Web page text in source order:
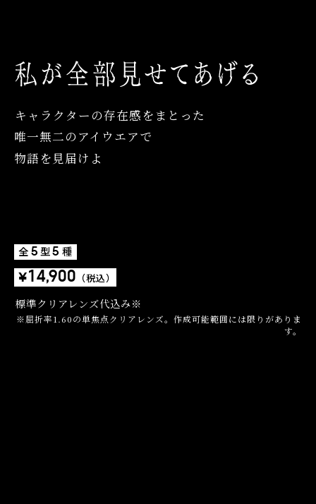
キャラクターの存在感をまとった
唯一無二のアイウエアで
物語を見届けよ
キャラクターの存在感をまとった
唯一無二のアイウエアで
物語を見届けよ
キャラクターの存在感をまとった
唯一無二のアイウエアで
物語を見届けよ
全 5 型 5 種
¥14,900 （税込）
標準クリアレンズ代込み※
※屈折率1.60の単焦点クリアレンズ。作成可能範囲には限りがありま
す。